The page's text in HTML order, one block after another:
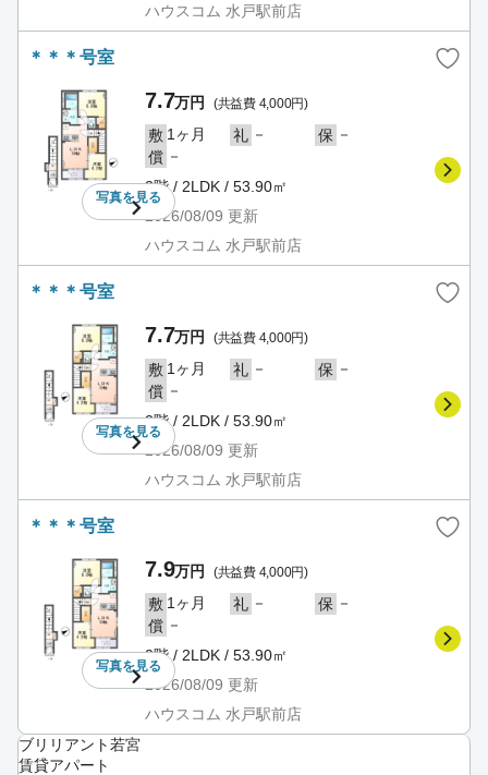
ハウスコム 水戸駅前店
＊＊＊号室
写真を見る
7.7万円 (共益費 4,000円)
敷 1ヶ月 礼 － 保 －
償 －
2階 / 2LDK / 53.90㎡
2026/08/09 更新
ハウスコム 水戸駅前店
＊＊＊号室
写真を見る
7.7万円 (共益費 4,000円)
敷 1ヶ月 礼 － 保 －
償 －
2階 / 2LDK / 53.90㎡
2026/08/09 更新
ハウスコム 水戸駅前店
＊＊＊号室
写真を見る
7.9万円 (共益費 4,000円)
敷 1ヶ月 礼 － 保 －
償 －
2階 / 2LDK / 53.90㎡
2026/08/09 更新
ハウスコム 水戸駅前店
ブリリアント若宮
賃貸アパート